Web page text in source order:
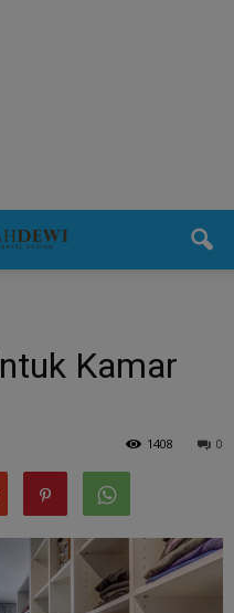
Kamar
0
1408